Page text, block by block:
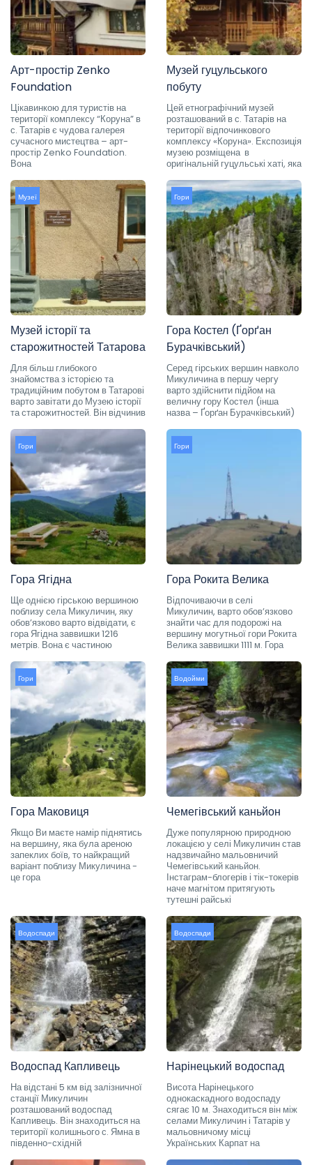
Арт-простір Zenko
Foundation
Цікавинкою для туристів на
території комплексу “Коруна” в
с. Татарів є чудова галерея
сучасного мистецтва – арт-
простір Zenko Foundation.
Вона
Музей гуцульського
побуту
Цей етнографічний музей
розташований в с. Татарів на
території відпочинкового
комплексу «Коруна». Експозиція
музею розміщена в
оригінальній гуцульські хаті, яка
Музеї
Музей історії та
старожитностей Татарова
Для більш глибокого
знайомства з історією та
традиційним побутом в Татарові
варто завітати до Музею історії
та старожитностей. Він відчинив
Гори
Гора Костел (Ґорґан
Бурачківський)
Серед гірських вершин навколо
Микуличина в першу чергу
варто здійснити підйом на
величну гору Костел (інша
назва – Ґорґан Бурачківський)
Гори
Гора Ягідна
Ще однією гірською вершиною
поблизу села Микуличин, яку
обов’язково варто відвідати, є
гора Ягідна заввишки 1216
метрів. Вона є частиною
Гори
Гора Рокита Велика
Відпочиваючи в селі
Микуличин, варто обов’язково
знайти час для подорожі на
вершину могутньої гори Рокита
Велика заввишки 1111 м. Гора
Гори
Гора Маковиця
Якщо Ви маєте намір піднятись
на вершину, яка була ареною
запеклих боїв, то найкращий
варіант поблизу Микуличина -
це гора
Водойми
Чемегівський каньйон
Дуже популярною природною
локацією у селі Микуличин став
надзвичайно мальовничий
Чемегівський каньйон.
Інстаграм-блогерів і тік-токерів
наче магнітом притягують
тутешні райські
Водоспади
Водоспад Капливець
На відстані 5 км від залізничної
станції Микуличин
розташований водоспад
Капливець. Він знаходиться на
території колишнього с. Ямна в
південно-східній
Водоспади
Нарінецький водоспад
Висота Нарінецького
однокаскадного водоспаду
сягає 10 м. Знаходиться він між
селами Микуличин і Татарів у
мальовничому місці
Українських Карпат на